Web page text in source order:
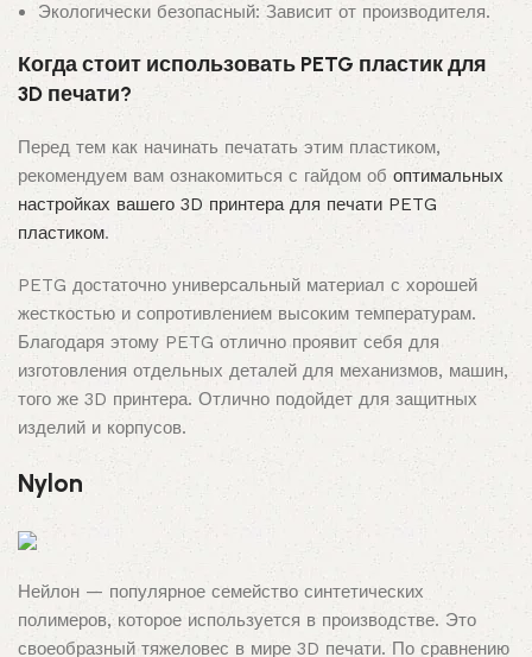
Экологически безопасный: Зависит от производителя.
Когда стоит использовать PETG пластик для
3D печати?
Перед тем как начинать печатать этим пластиком,
рекомендуем вам ознакомиться с гайдом об оптимальных
настройках вашего 3D принтера для печати PETG
пластиком.
PETG достаточно универсальный материал с хорошей
жесткостью и сопротивлением высоким температурам.
Благодаря этому PETG отлично проявит себя для
изготовления отдельных деталей для механизмов, машин,
того же 3D принтера. Отлично подойдет для защитных
изделий и корпусов.
Nylon
Нейлон — популярное семейство синтетических
полимеров, которое используется в производстве. Это
своеобразный тяжеловес в мире 3D печати. По сравнению